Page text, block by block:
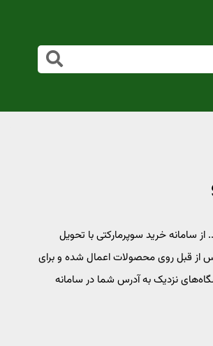
سامانه خرید سوپرمارکتی با تحویل
تخفیف اکسپرس از قبل روی محصولات اعمال شده و برای
نزدیک به آدرس شما در سامانه